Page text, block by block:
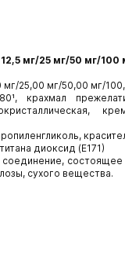
12,5 мг/25 мг/50 мг/100
мг/25,00 мг/50,00 мг/
крахмал
диоксид (Е171)
состоящее
сухого вещества.